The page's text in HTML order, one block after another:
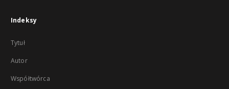
Indeksy
Tytuł
Autor
Współtwórca